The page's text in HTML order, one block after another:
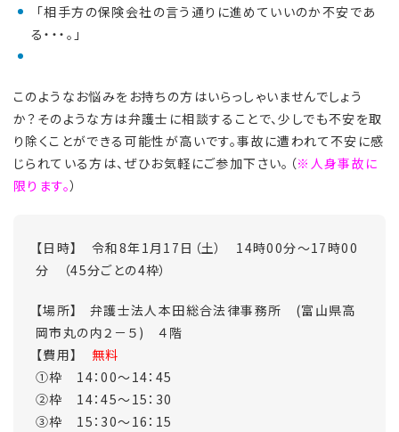
「相手方の保険会社の言う通りに進めていいのか不安であ
る・・・。」
このようなお悩みをお持ちの方はいらっしゃいませんでしょう
か？そのような方は弁護士に相談することで、少しでも不安を取
り除くことができる可能性が高いです。事故に遭われて不安に感
じられている方は、ぜひお気軽にご参加下さい。（※人身事故に
限ります。）
【日時】 令和8年1月17日（土） 14時00分～17時00
分 （45分ごとの4枠）
【場所】 弁護士法人本田総合法律事務所 (富山県高
岡市丸の内２－５) ４階
【費用】 無料
①枠 14：00～14：45
②枠 14：45～15：30
③枠 15：30～16：15